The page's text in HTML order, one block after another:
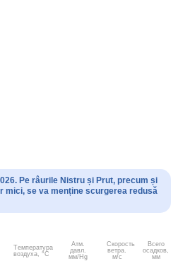
Pe râurile Nistru și Prut, precum și
mici, se va menține scurgerea redusă
Температура
воздуха, °C
Атм.
давл.
мм/Hg
Скорость
ветра.
м/с
Всего
осадков,
мм